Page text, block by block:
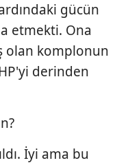
gücün
etmekti. Ona
olan komplonun
derinden
İyi ama bu